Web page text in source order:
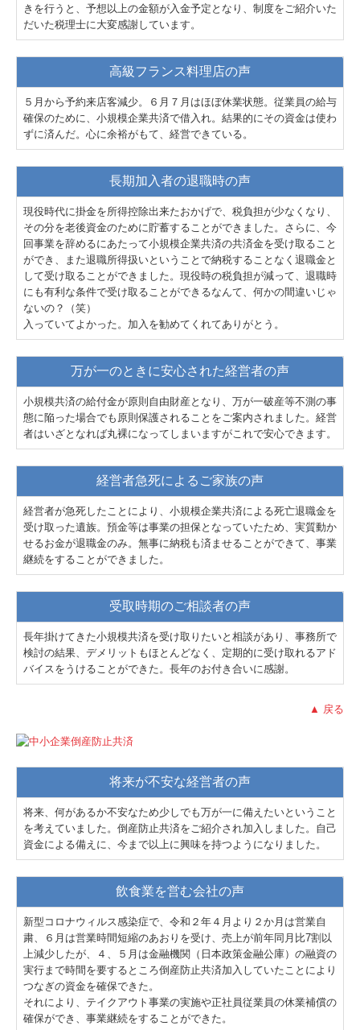
きを行うと、予想以上の金額が入金予定となり、制度をご紹介いた
だいた税理士に大変感謝しています。
高級フランス料理店の声
５月から予約来店客減少。６月７月はほぼ休業状態。従業員の給与
確保のために、小規模企業共済で借入れ。結果的にその資金は使わ
ずに済んだ。心に余裕がもて、経営できている。
長期加入者の退職時の声
現役時代に掛金を所得控除出来たおかげで、税負担が少なくなり、
その分を老後資金のために貯蓄することができました。さらに、今
回事業を辞めるにあたって小規模企業共済の共済金を受け取ること
ができ、また退職所得扱いということで納税することなく退職金と
して受け取ることができました。現役時の税負担が減って、退職時
にも有利な条件で受け取ることができるなんて、何かの間違いじゃ
ないの？（笑）
入っていてよかった。加入を勧めてくれてありがとう。
万が一のときに安心された経営者の声
小規模共済の給付金が原則自由財産となり、万が一破産等不測の事
態に陥った場合でも原則保護されることをご案内されました。経営
者はいざとなれば丸裸になってしまいますがこれで安心できます。
経営者急死によるご家族の声
経営者が急死したことにより、小規模企業共済による死亡退職金を
受け取った遺族。預金等は事業の担保となっていたため、実質動か
せるお金が退職金のみ。無事に納税も済ませることができて、事業
継続をすることができました。
受取時期のご相談者の声
長年掛けてきた小規模共済を受け取りたいと相談があり、事務所で
検討の結果、デメリットもほとんどなく、定期的に受け取れるアド
バイスをうけることができた。長年のお付き合いに感謝。
▲ 戻る
将来が不安な経営者の声
将来、何があるか不安なため少しでも万が一に備えたいということ
を考えていました。倒産防止共済をご紹介され加入しました。自己
資金による備えに、今まで以上に興味を持つようになりました。
飲食業を営む会社の声
新型コロナウィルス感染症で、令和２年４月より２か月は営業自
粛、６月は営業時間短縮のあおりを受け、売上が前年同月比7割以
上減少したが、４、５月は金融機関（日本政策金融公庫）の融資の
実行まで時間を要するところ倒産防止共済加入していたことにより
つなぎの資金を確保できた。
それにより、テイクアウト事業の実施や正社員従業員の休業補償の
確保ができ、事業継続をすることができた。